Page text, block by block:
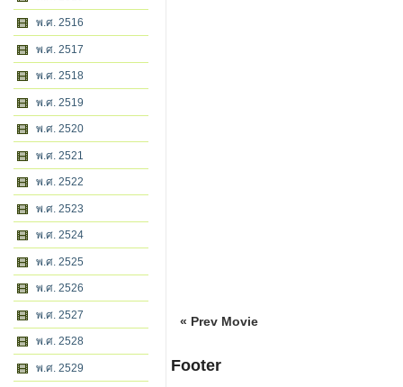
พ.ศ. 2516
พ.ศ. 2517
พ.ศ. 2518
พ.ศ. 2519
พ.ศ. 2520
พ.ศ. 2521
พ.ศ. 2522
พ.ศ. 2523
พ.ศ. 2524
พ.ศ. 2525
พ.ศ. 2526
พ.ศ. 2527
พ.ศ. 2528
พ.ศ. 2529
« Prev Movie
Footer